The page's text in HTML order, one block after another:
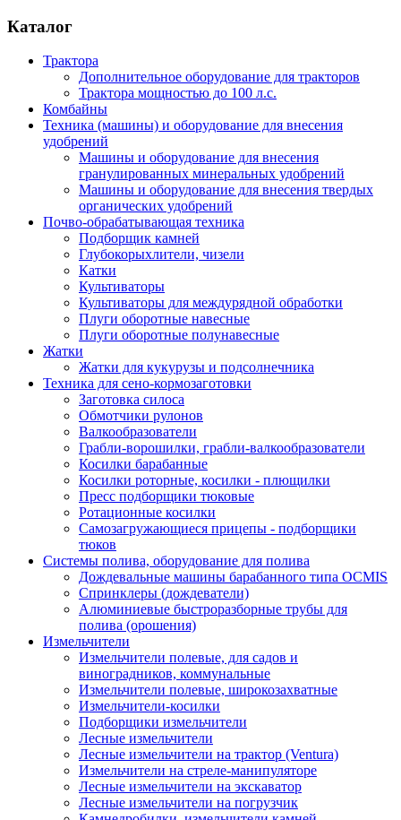
Каталог
Трактора
Дополнительное оборудование для тракторов
Трактора мощностью до 100 л.с.
Комбайны
Техника (машины) и оборудование для внесения
удобрений
Машины и оборудование для внесения
гранулированных минеральных удобрений
Машины и оборудование для внесения твердых
органических удобрений
Почво-обрабатывающая техника
Подборщик камней
Глубокорыхлители, чизели
Катки
Культиваторы
Культиваторы для междурядной обработки
Плуги оборотные навесные
Плуги оборотные полунавесные
Жатки
Жатки для кукурузы и подсолнечника
Техника для сено-кормозаготовки
Заготовка силоса
Обмотчики рулонов
Валкообразователи
Грабли-ворошилки, грабли-валкообразователи
Косилки барабанные
Косилки роторные, косилки - плющилки
Пресс подборщики тюковые
Ротационные косилки
Самозагружающиеся прицепы - подборщики
тюков
Системы полива, оборудование для полива
Дождевальные машины барабанного типа OCMIS
Спринклеры (дождеватели)
Алюминиевые быстроразборные трубы для
полива (орошения)
Измельчители
Измельчители полевые, для садов и
виноградников, коммунальные
Измельчители полевые, широкозахватные
Измельчители-косилки
Подборщики измельчители
Лесные измельчители
Лесные измельчители на трактор (Ventura)
Измельчители на стреле-манипуляторе
Лесные измельчители на экскаватор
Лесные измельчители на погрузчик